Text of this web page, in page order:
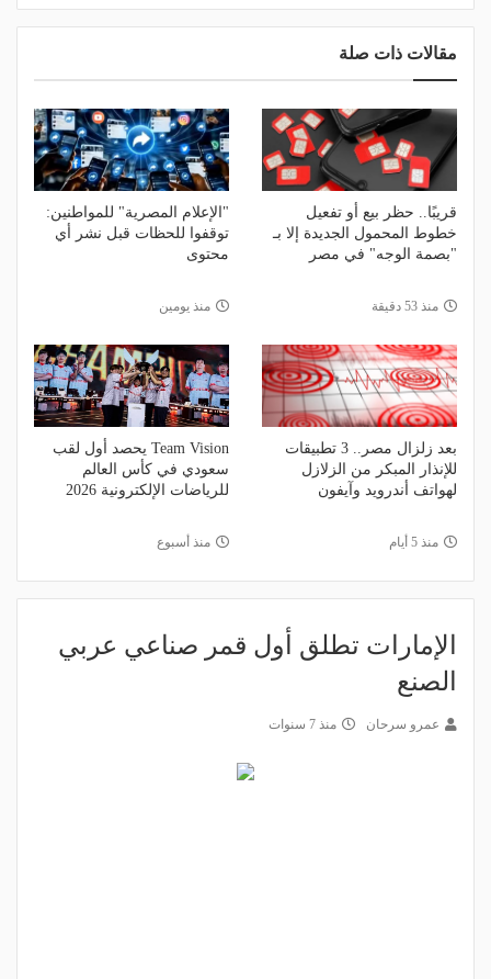
مقالات ذات صلة
قريبًا.. حظر بيع أو تفعيل
خطوط المحمول الجديدة إلا بـ
"بصمة الوجه" في مصر
منذ 53 دقيقة
"الإعلام المصرية" للمواطنين:
توقفوا للحظات قبل نشر أي
محتوى
منذ يومين
بعد زلزال مصر.. 3 تطبيقات
للإنذار المبكر من الزلازل
لهواتف أندرويد وآيفون
منذ 5 أيام
Team Vision يحصد أول لقب
سعودي في كأس العالم
للرياضات الإلكترونية 2026
منذ أسبوع
الإمارات تطلق أول قمر صناعي عربي
الصنع
عمرو سرحان منذ 7 سنوات